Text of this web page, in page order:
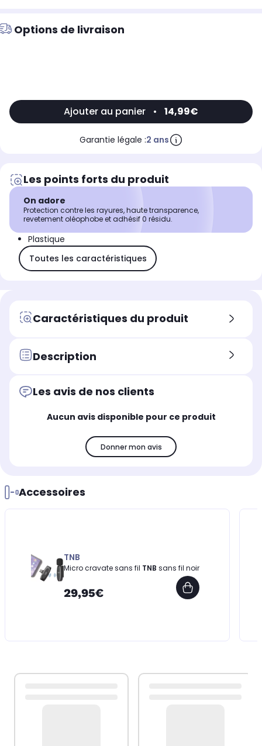
Options de livraison
Ajouter au panier • 14,99€
Garantie légale :2 ans
Les points forts du produit
On adore
Protection contre les rayures, haute transparence,
revetement oléophobe et adhésif 0 résidu.
Plastique
Toutes les caractéristiques
Caractéristiques du produit
Description
Les avis de nos clients
Aucun avis disponible pour ce produit
Donner mon avis
Accessoires
TNB
Micro cravate sans fil TNB sans fil noir
29,95€